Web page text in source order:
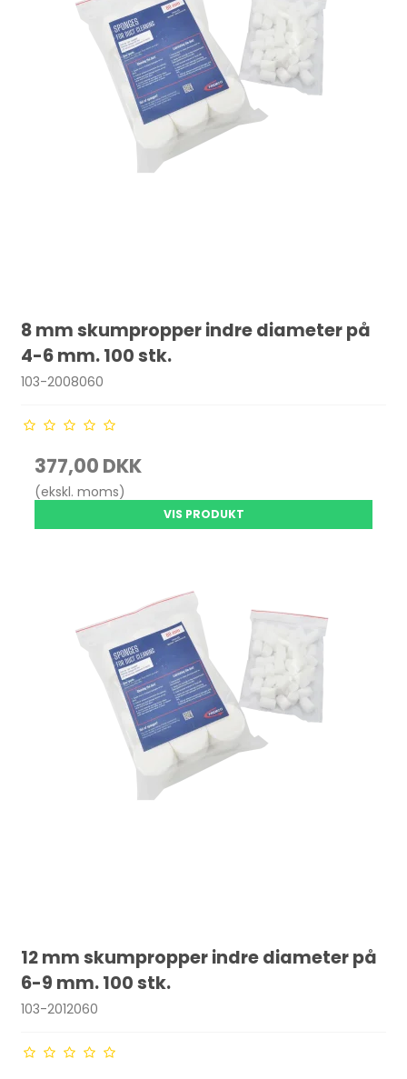
8 mm skumpropper indre diameter på
4-6 mm. 100 stk.
103-2008060
377,00 DKK
(ekskl. moms)
VIS PRODUKT
12 mm skumpropper indre diameter på
6-9 mm. 100 stk.
103-2012060